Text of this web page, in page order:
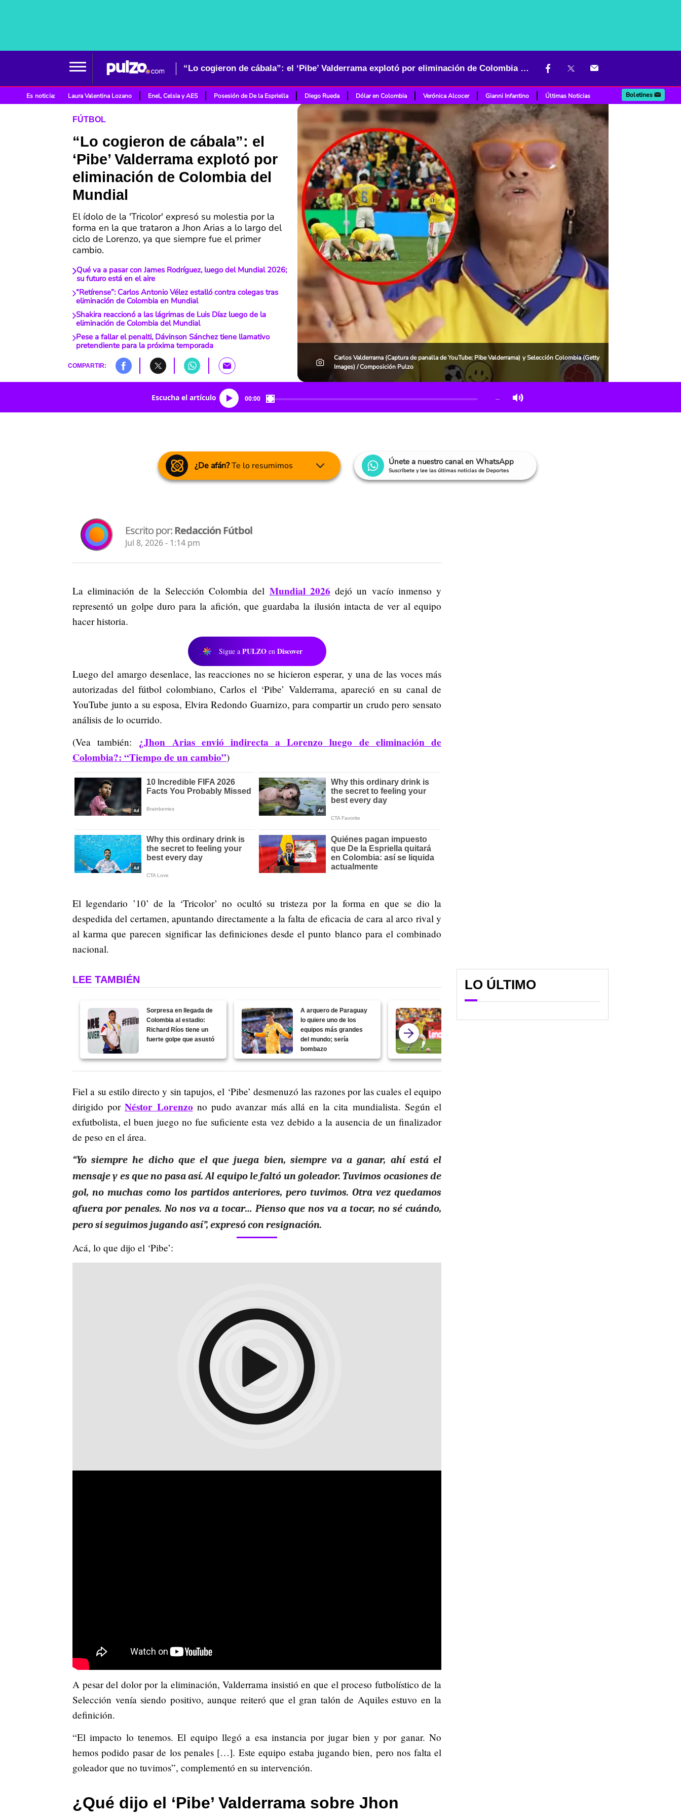
“Lo cogieron de cábala”: el ‘Pibe’ Valderrama explotó por eliminación de Colombia del Mundial
Es noticia: Laura Valentina Lozano Enel, Celsia y AES Posesión de De la Espriella Diego Rueda Dólar en Colombia Verónica Alcocer Gianni Infantino Últimas Noticias Boletines
FÚTBOL
“Lo cogieron de cábala”: el
‘Pibe’ Valderrama explotó por
eliminación de Colombia del
Mundial
El ídolo de la 'Tricolor' expresó su molestia por la
forma en la que trataron a Jhon Arias a lo largo del
ciclo de Lorenzo, ya que siempre fue el primer
cambio.
Qué va a pasar con James Rodríguez, luego del Mundial 2026;
su futuro está en el aire
“Retírense”: Carlos Antonio Vélez estalló contra colegas tras
eliminación de Colombia en Mundial
Shakira reaccionó a las lágrimas de Luis Díaz luego de la
eliminación de Colombia del Mundial
Pese a fallar el penalti, Dávinson Sánchez tiene llamativo
pretendiente para la próxima temporada
COMPARTIR:
Carlos Valderrama (Captura de panalla de YouTube: Pibe Valderrama) y Selección Colombia (Getty
Images) / Composición Pulzo
Escucha el artículo 00:00 …
¿De afán?Te lo resumimos Únete a nuestro canal en WhatsApp
Suscríbete y lee las últimas noticias de Deportes
Escrito por:Redacción Fútbol
Jul 8, 2026 - 1:14 pm
La eliminación de la Selección Colombia del Mundial 2026 dejó un vacío inmenso y
representó un golpe duro para la afición, que guardaba la ilusión intacta de ver al equipo
hacer historia.
Sigue a PULZO en Discover
Luego del amargo desenlace, las reacciones no se hicieron esperar, y una de las voces más
autorizadas del fútbol colombiano, Carlos el ‘Pibe’ Valderrama, apareció en su canal de
YouTube junto a su esposa, Elvira Redondo Guarnizo, para compartir un crudo pero sensato
análisis de lo ocurrido.
(Vea también: ¿Jhon Arias envió indirecta a Lorenzo luego de eliminación de
Colombia?: “Tiempo de un cambio”)
El legendario ’10’ de la ‘Tricolor’ no ocultó su tristeza por la forma en que se dio la
despedida del certamen, apuntando directamente a la falta de eficacia de cara al arco rival y
al karma que parecen significar las definiciones desde el punto blanco para el combinado
nacional.
LEE TAMBIÉN
Sorpresa en llegada de
Colombia al estadio:
Richard Ríos tiene un
fuerte golpe que asustó
A arquero de Paraguay
lo quiere uno de los
equipos más grandes
del mundo; sería
bombazo
vs. Suiza EN VIVO:
Selección Colombia para
Fiel a su estilo directo y sin tapujos, el ‘Pibe’ desmenuzó las razones por las cuales el equipo
dirigido porNéstor Lorenzo no pudo avanzar más allá en la cita mundialista. Según el
exfutbolista, el buen juego no fue suficiente esta vez debido a la ausencia de un finalizador
de peso en el área.
“Yo siempre he dicho que el que juega bien, siempre va a ganar, ahí está el
mensaje y es que no pasa así. Al equipo le faltó un goleador. Tuvimos ocasiones de
gol, no muchas como los partidos anteriores, pero tuvimos. Otra vez quedamos
afuera por penales. No nos va a tocar… Pienso que nos va a tocar, no sé cuándo,
pero si seguimos jugando así”, expresó con resignación.
Acá, lo que dijo el ‘Pibe’:
A pesar del dolor por la eliminación, Valderrama insistió en que el proceso futbolístico de la
Selección venía siendo positivo, aunque reiteró que el gran talón de Aquiles estuvo en la
definición.
“El impacto lo tenemos. El equipo llegó a esa instancia por jugar bien y por ganar. No
hemos podido pasar de los penales […]. Este equipo estaba jugando bien, pero nos falta el
goleador que no tuvimos”, complementó en su intervención.
¿Qué dijo el ‘Pibe’ Valderrama sobre Jhon
LO ÚLTIMO